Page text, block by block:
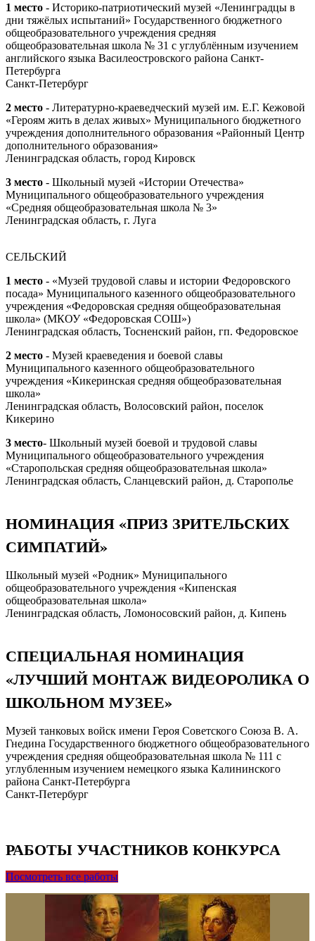
1 место - Историко-патриотический музей «Ленинградцы в
дни тяжёлых испытаний» Государственного бюджетного
общеобразовательного учреждения средняя
общеобразовательная школа № 31 с углублённым изучением
английского языка Василеостровского района Санкт-
Петербурга
Санкт-Петербург
2 место - Литературно-краеведческий музей им. Е.Г. Кежовой
«Героям жить в делах живых» Муниципального бюджетного
учреждения дополнительного образования «Районный Центр
дополнительного образования»
Ленинградская область, город Кировск
3 место - Школьный музей «Истории Отечества»
Муниципального общеобразовательного учреждения
«Средняя общеобразовательная школа № 3»
Ленинградская область, г. Луга
СЕЛЬСКИЙ
1 место - «Музей трудовой славы и истории Федоровского
посада» Муниципального казенного общеобразовательного
учреждения «Федоровская средняя общеобразовательная
школа» (МКОУ «Федоровская СОШ»)
Ленинградская область, Тосненский район, гп. Федоровское
2 место - Музей краеведения и боевой славы
Муниципального казенного общеобразовательного
учреждения «Кикеринская средняя общеобразовательная
школа»
Ленинградская область, Волосовский район, поселок
Кикерино
3 место- Школьный музей боевой и трудовой славы
Муниципального общеобразовательного учреждения
«Старопольская средняя общеобразовательная школа»
Ленинградская область, Сланцевский район, д. Старополье
НОМИНАЦИЯ «ПРИЗ ЗРИТЕЛЬСКИХ
СИМПАТИЙ»
Школьный музей «Родник» Муниципального
общеобразовательного учреждения «Кипенская
общеобразовательная школа»
Ленинградская область, Ломоносовский район, д. Кипень
СПЕЦИАЛЬНАЯ НОМИНАЦИЯ
«ЛУЧШИЙ МОНТАЖ ВИДЕОРОЛИКА О
ШКОЛЬНОМ МУЗЕЕ»
Музей танковых войск имени Героя Советского Союза В. А.
Гнедина Государственного бюджетного общеобразовательного
учреждения средняя общеобразовательная школа № 111 с
углубленным изучением немецкого языка Калининского
района Санкт-Петербурга
Санкт-Петербург
РАБОТЫ УЧАСТНИКОВ КОНКУРСА
Посмотреть все работы